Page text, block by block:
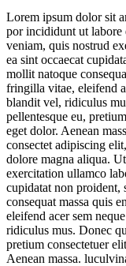
Lorem ipsum dolor sit
por incididunt ut labore
veniam, quis nostrud
ea sint occaecat
mollit natoque
fringilla vitae, eleifend
blandit vel, ridiculus
pellentesque eu,
eget dolor. Aenean
consectet adipiscing
dolore magna aliqua.
exercitation ullamco
cupidatat non
consequat massa quis
eleifend acer sem
ridiculus mus. Donec
pretium consectetuer
Aenean massa.